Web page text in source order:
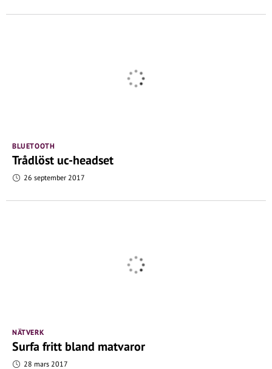
BLUETOOTH
Trådlöst uc-headset
26 september 2017
NÄTVERK
Surfa fritt bland matvaror
28 mars 2017